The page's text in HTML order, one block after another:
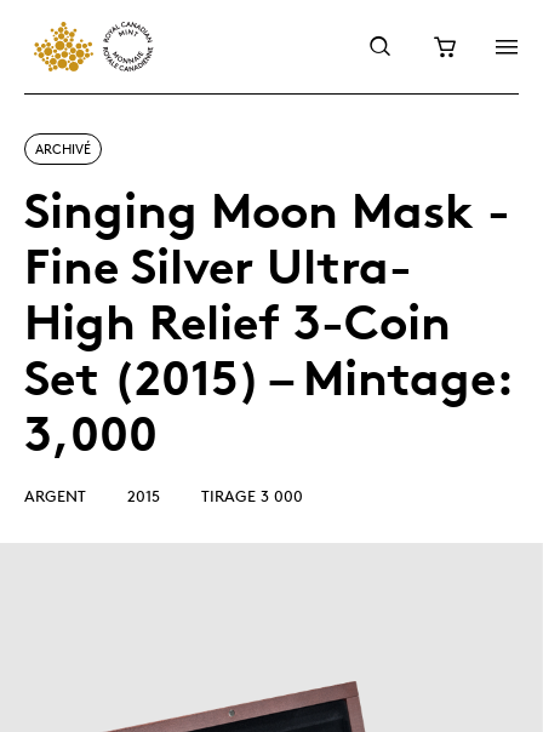
ARCHIVÉ
Singing Moon Mask -
Fine Silver Ultra-
High Relief 3-Coin
Set (2015) – Mintage:
3,000
ARGENT 2015 TIRAGE 3 000